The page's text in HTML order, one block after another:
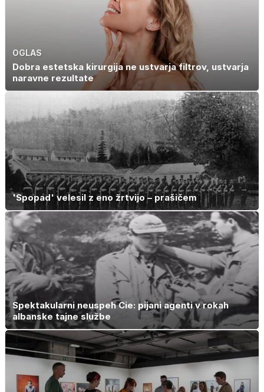
OGLAS
Dobra estetska kirurgija ne ustvarja filtrov, ustvarja
naravne rezultate
'Spopad' velesil z eno žrtvijo – prašičem
Spektakularni neuspeh Cie: pijani agenti v rokah
albanske tajne službe